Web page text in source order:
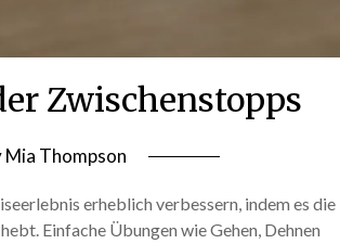
Zwischenstopps
Mia Thompson
erheblich verbessern, indem es die
Einfache Übungen wie Gehen, Dehnen